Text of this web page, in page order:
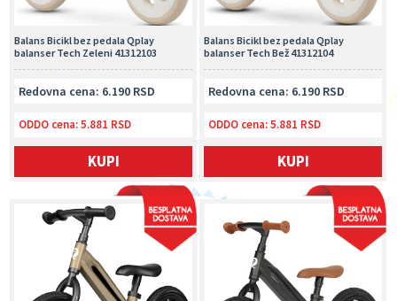
Balans Bicikl bez pedala Qplay
balanser Tech Bež 41312104
Redovna cena: 6.190 RSD
ODDO cena:5.881 RSD
KUPI
Balans Bicikl bez pedala Qplay
balanser Tech Zeleni 41312103
Redovna cena: 6.190 RSD
ODDO cena:5.881 RSD
KUPI